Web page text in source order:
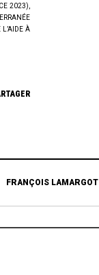
2023),
L’AIDE À
FRANÇOIS LAMARGOT